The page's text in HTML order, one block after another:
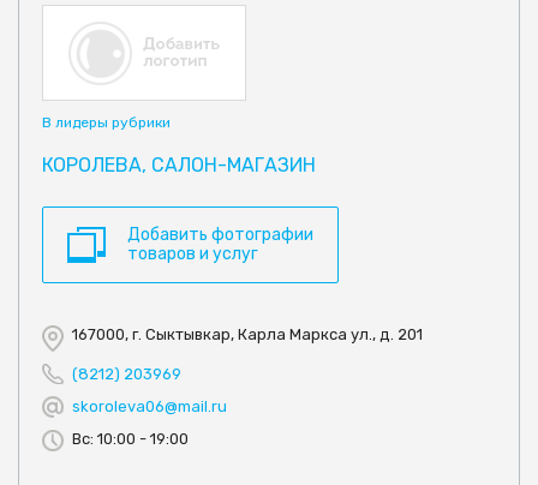
В лидеры рубрики
КОРОЛЕВА, САЛОН-МАГАЗИН
Добавить фотографии
товаров и услуг
167000, г. Сыктывкар, Карла Маркса ул., д. 201
(8212) 203969
skoroleva06@mail.ru
Вс: 10:00 - 19:00